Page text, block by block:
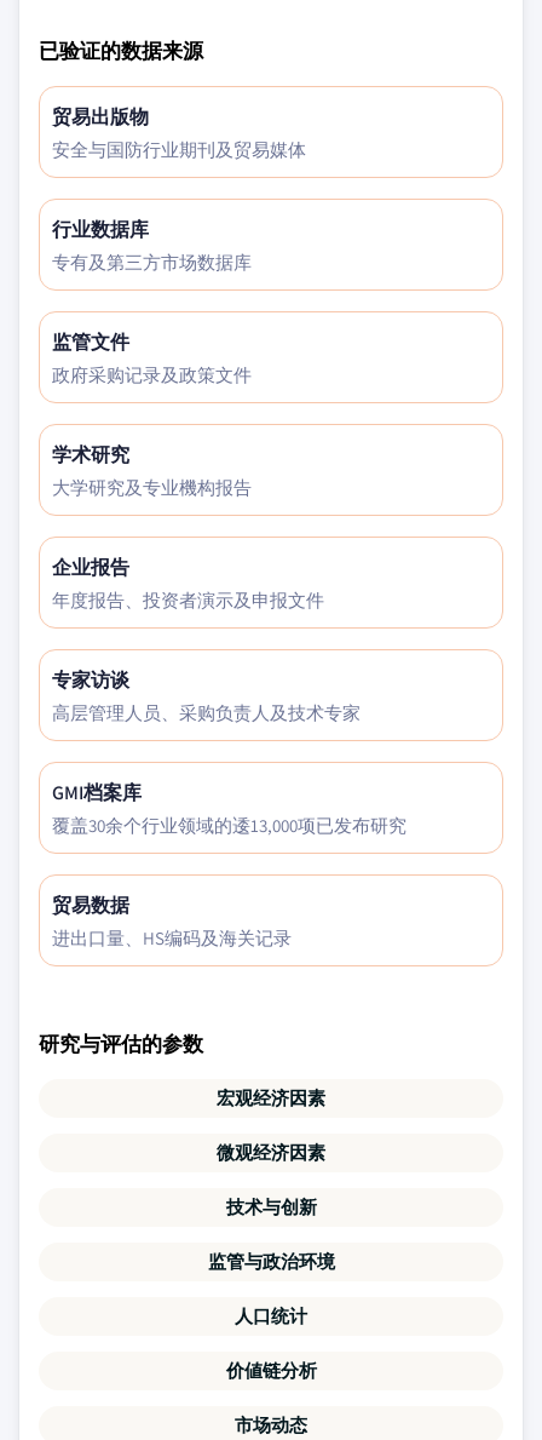
已验证的数据来源
贸易出版物
安全与国防行业期刊及贸易媒体
行业数据库
专有及第三方市场数据库
监管文件
政府采购记录及政策文件
学术研究
大学研究及专业機构报告
企业报告
年度报告、投资者演示及申报文件
专家访谈
高层管理人员、采购负责人及技术专家
GMI档案库
覆盖30余个行业领域的逶13,000项已发布研究
贸易数据
进出口量、HS编码及海关记录
研究与评估的参数
宏观经济因素
微观经济因素
技术与创新
监管与政治环境
人口统计
价値链分析
市场动态